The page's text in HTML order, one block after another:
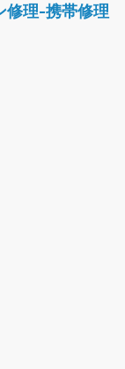
修理-携帯修理